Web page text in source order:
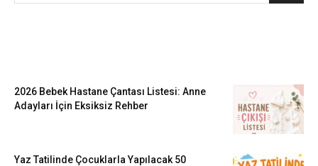
2026 Bebek Hastane Çantası Listesi: Anne
Adayları İçin Eksiksiz Rehber
Yaz Tatilinde Çocuklarla Yapılacak 50